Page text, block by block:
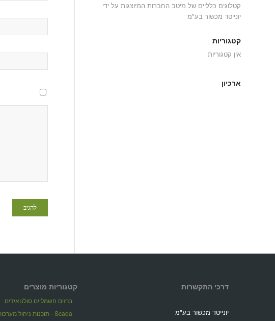
קטלוגים כלליים של מיטב החברות המיוצגות על ידי
יונייטד מכשור בע"מ
קטגוריות
אין קטגוריות
ארכיון
קטגוריות מוצרים
ברזים חשמליים סולנואידים
Scada - תוכנות ניהול מערכות מרחוק
דרכי התקשרות
יונייטד מכשור בע"מ